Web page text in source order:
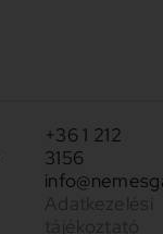
+36 1 212
3156